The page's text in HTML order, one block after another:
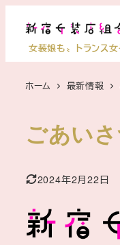
女装娘も〟トランス
ホーム 最新情報
ごあい
更新日
2024年2月22日